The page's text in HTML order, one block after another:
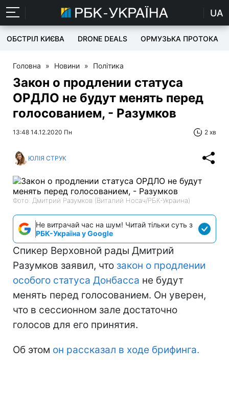
UA
ОБСТРІЛ КИЄВА DRONE DEALS ОРМУЗЬКА ПРОТОКА
Головна » Новини » Політика
Закон о продлении статуса
ОРДЛО не будут менять перед
голосованием, - Разумков
13:48 14.12.2020 Пн 2 хв
ЮЛІЯ СТРУК
Фото: Дмитрий Разумков (Виталий Носач/РБК-Украина)
Не витрачай час на шум! Читай тільки суть з
РБК-Україна у Google
Спикер Верховной рады Дмитрий
Разумков заявил, что закон о продлении
особого статуса Донбасса не будут
менять перед голосованием. Он уверен,
что в сессионном зале достаточно
голосов для его принятия.
Об этом он рассказал в ходе брифинга.